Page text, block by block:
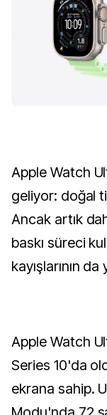
Apple Watch
geliyor: doğal
Ancak artık
baskı süreci
kayışlarının
Apple Watch
Series 10'da
ekrana sahip.